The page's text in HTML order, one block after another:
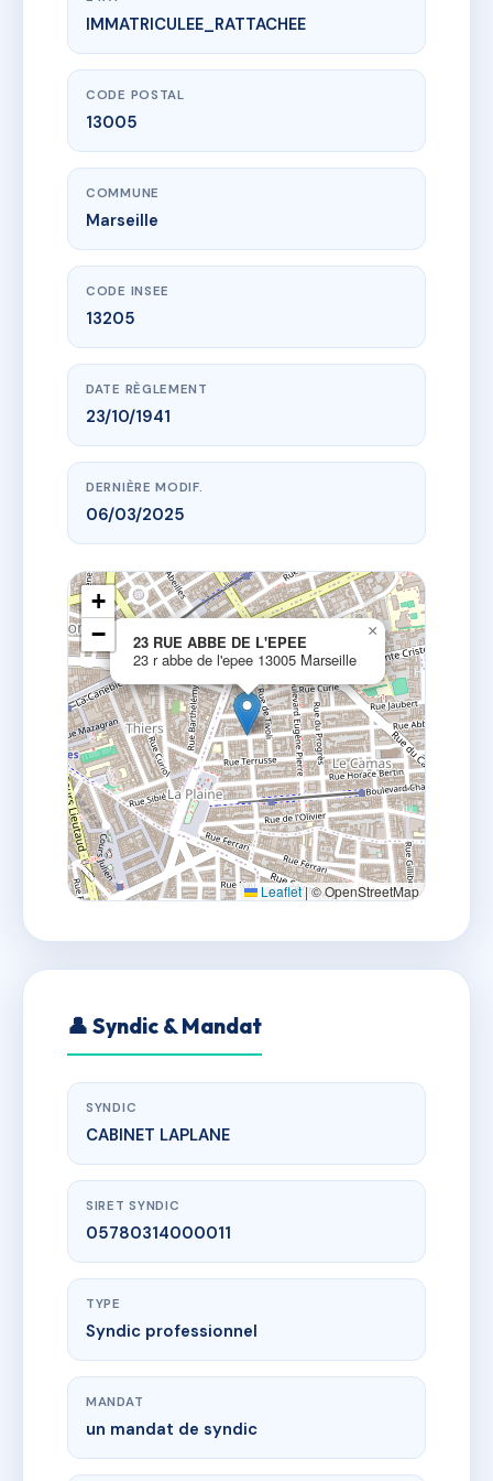
www.vme.plus/AC6500029
23 RUE ABBE DE L'EPEE
23 r abbe de l'epee
IMMATRICULEE_RATTACHEE
CODE POSTAL
13005
COMMUNE
Marseille
CODE INSEE
13205
DATE RÈGLEMENT
23/10/1941
DERNIÈRE MODIF.
06/03/2025
23 RUE ABBE DE L'EPEE
23 r abbe de l'epee 13005 Marseille
×
+
−
Leaflet |© OpenStreetMap
👤 Syndic & Mandat
SYNDIC
CABINET LAPLANE
SIRET SYNDIC
05780314000011
TYPE
Syndic professionnel
MANDAT
un mandat de syndic